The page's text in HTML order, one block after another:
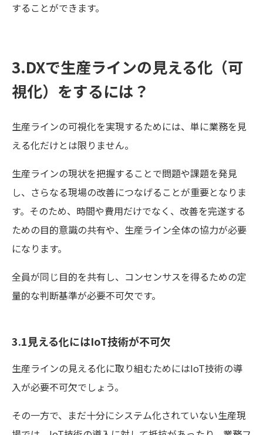
することができます。
3.DXで生産ラインの見える化（可
視化）をするには？
生産ラインの可視化を実現するためには、単に業務を見
える化だけとは限りません。
生産ラインの現状を把握することで問題や課題を発見
し、さらなる現場の改善につなげることが重要となりま
す。そのため、時間や費用だけでなく、改善を完遂する
ための目的意識の共有や、生産ライン全体の協力が必要
になります。
全員が同じ目的を共有し、コンセンサスを得るための定
量的な判断基準が必要不可欠です。
3.1見える化にはIoT技術が不可欠
生産ラインの見える化に取り組むためにはIoT技術の導
入が必要不可欠でしょう。
その一方で、まだ十分にシステム化されていない生産現